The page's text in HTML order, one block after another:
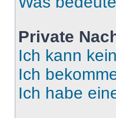
Private
Ich kann
Ich
Ich habe